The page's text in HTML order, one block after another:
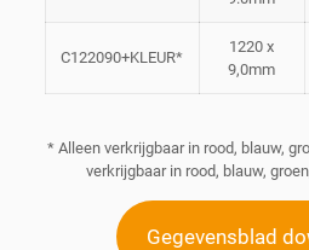
C122090+KLEUR*
1220 x
9,0mm
* Alleen verkrijgbaar in rood, blauw,
verkrijgbaar in rood, blauw,
Gegevensblad